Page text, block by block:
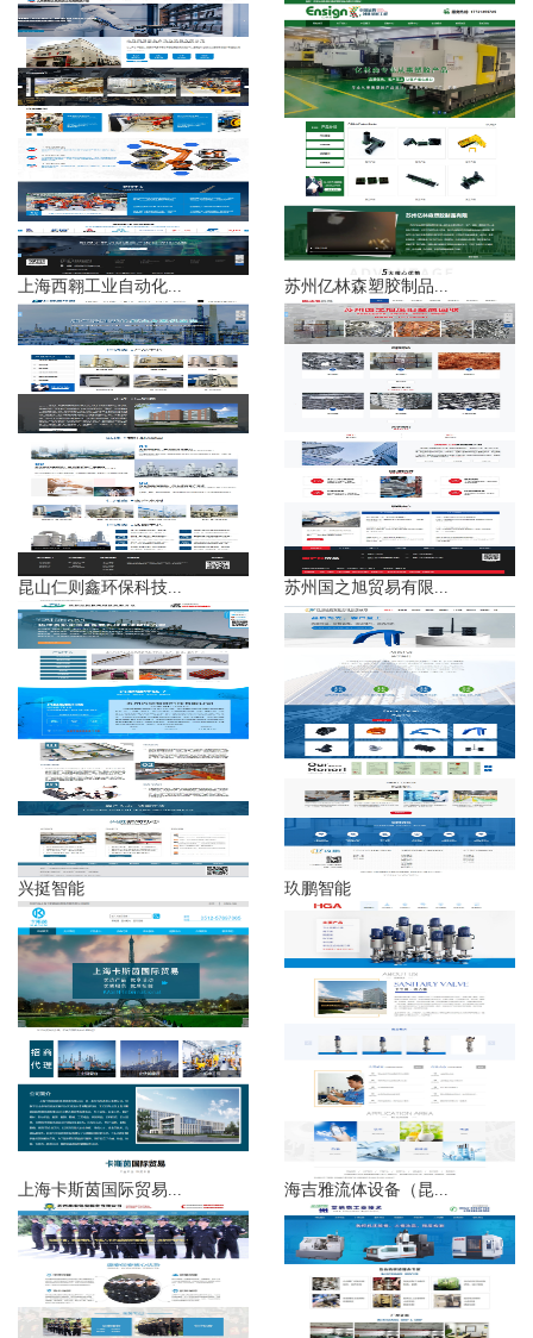
上海西翱工业自动化... 苏州亿林森塑胶制品...
昆山仁则鑫环保科技... 苏州国之旭贸易有限...
兴挺智能 玖鹏智能
上海卡斯茵国际贸易... 海吉雅流体设备（昆...